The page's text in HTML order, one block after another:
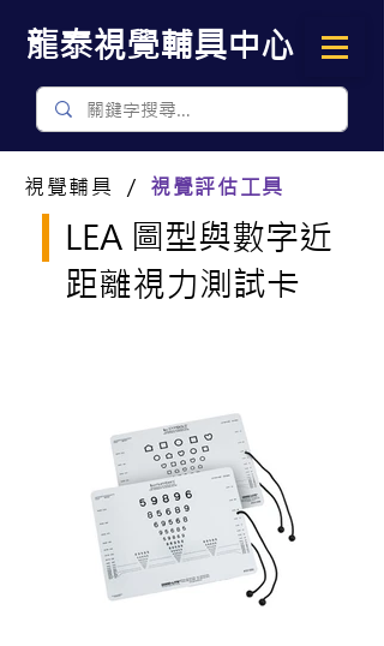
​龍泰視覺輔具中心
視覺輔具 ／ 視覺評估工具
LEA 圖型與數字近
距離視力測試卡